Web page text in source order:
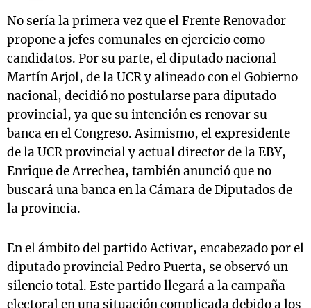
No sería la primera vez que el Frente Renovador
propone a jefes comunales en ejercicio como
candidatos. Por su parte, el diputado nacional
Martín Arjol, de la UCR y alineado con el Gobierno
nacional, decidió no postularse para diputado
provincial, ya que su intención es renovar su
banca en el Congreso. Asimismo, el expresidente
de la UCR provincial y actual director de la EBY,
Enrique de Arrechea, también anunció que no
buscará una banca en la Cámara de Diputados de
la provincia.
En el ámbito del partido Activar, encabezado por el
diputado provincial Pedro Puerta, se observó un
silencio total. Este partido llegará a la campaña
electoral en una situación complicada debido a los